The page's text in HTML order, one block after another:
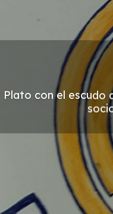
Plato con el escudo